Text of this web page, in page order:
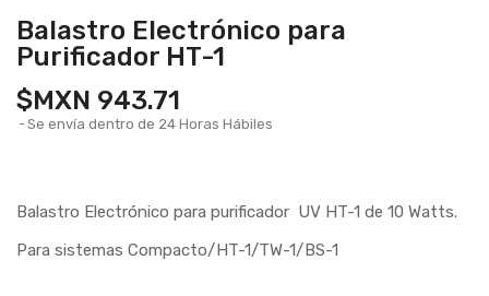
Balastro Electrónico para
Purificador HT-1
$MXN 943.71
Se envía dentro de 24 Horas Hábiles
Balastro Electrónico para purificador UV HT-1 de 10 Watts.
Para sistemas Compacto/HT-1/TW-1/BS-1